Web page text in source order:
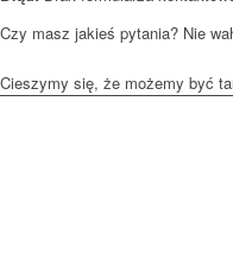
Czy masz jakieś pytania? Nie
Cieszymy się, że możemy być